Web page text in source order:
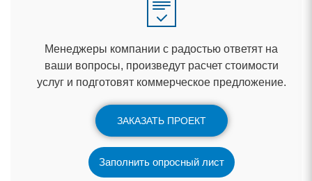
Менеджеры компании с радостью ответят на
аши вопросы, произведут расчет стоимости
услуг и подготовят коммерческое предложение.
ЗАКАЗАТЬ ПРОЕКТ
Заполнить опросный лист